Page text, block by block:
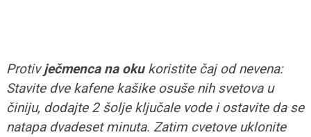
Protivječmenca na okukoristite čaj od nevena:
Stavite dve kafene kašike osuše nih svetova u
činiju, dodajte 2 šolje ključale vode i ostavite da se
natapa dvadeset minuta. Zatim cvetove uklonite